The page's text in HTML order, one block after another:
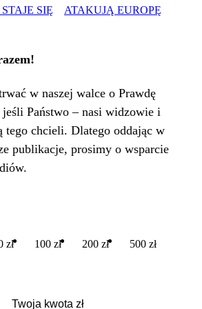
SIĘ
ATAKUJĄ EUROPĘ
w naszej walce o Prawdę
jeśli Państwo – nasi widzowie i
tego chcieli. Dlatego oddając w
publikacje, prosimy o wsparcie
zł 100 zł 200 zł 500 zł